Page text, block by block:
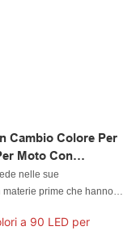
Cambio Colore Per
Moto Con
nelle sue
materie prime che hanno
il suo design estetico è